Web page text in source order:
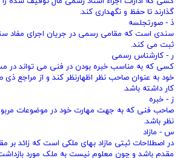
گذارند تا حفظ و نگهداری کند.
ذ - صورتجلسه
سندی است که مقامی رسمی در جریان اجرای مفاد
ثبت می‌ کند.
ر - کارشناس رسمی
کسی که به مناسب خبره بودن در فنی می‌ تواند در
خود به عنوان صاحب نظر اظهارنظر کند و از مراجع ذی
کار داشته باشد.
ز - خبره
صاحب فنی که به جهت مهارت خود در موضوعات
نظر باشد.
س - مازاد
در اصطلاحات ثبتی مازاد بهای ملکی است که زائد بر
مقدم باشد و چون معلوم نیست به ملک مورد بازداشت